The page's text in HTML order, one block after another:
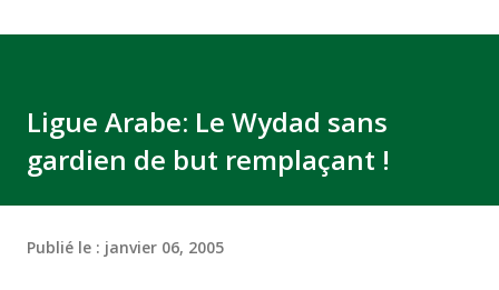
Ligue Arabe: Le Wydad sans
gardien de but remplaçant !
Publié le : janvier 06, 2005